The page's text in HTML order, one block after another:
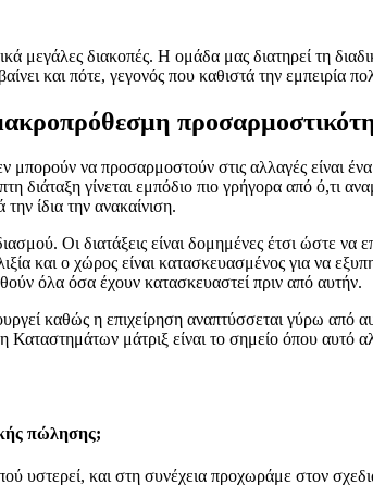
μεγάλες διακοπές. Η ομάδα μας διατηρεί τη
και πότε, γεγονός που καθιστά την
να προσαρμοστούν στις αλλαγές είναι
διάταξη γίνεται εμπόδιο πιο γρήγορα από ό,τι
ίδια την ανακαίνιση.
Οι διατάξεις είναι δομημένες έτσι ώστε να
και ο χώρος είναι κατασκευασμένος για να
όλα όσα έχουν κατασκευαστεί πριν από αυτήν.
καθώς η επιχείρηση αναπτύσσεται γύρω από
μάτριξ είναι το σημείο όπου αυτό
πώλησης;
υστερεί, και στη συνέχεια προχωράμε στον